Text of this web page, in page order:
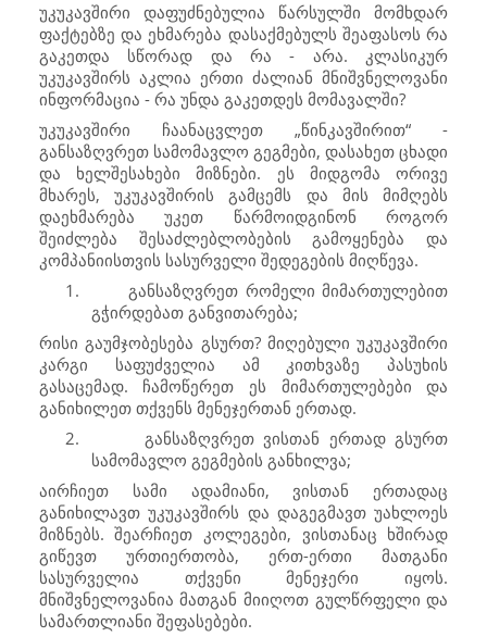
უკუკავშირი დაფუძნებულია წარსულში მომხდარ
ფაქტებზე და ეხმარება დასაქმებულს შეაფასოს რა
გაკეთდა სწორად და რა - არა. კლასიკურ
უკუკავშირს აკლია ერთი ძალიან მნიშვნელოვანი
ინფორმაცია - რა უნდა გაკეთდეს მომავალში?
უკუკავშირი ჩაანაცვლეთ „წინკავშირით“ -
განსაზღვრეთ სამომავლო გეგმები, დასახეთ ცხადი
და ხელშესახები მიზნები. ეს მიდგომა ორივე
მხარეს, უკუკავშირის გამცემს და მის მიმღებს
დაეხმარება უკეთ წარმოიდგინონ როგორ
შეიძლება შესაძლებლობების გამოყენება და
კომპანიისთვის სასურველი შედეგების მიღწევა.
1.განსაზღვრეთ რომელი მიმართულებით
გჭირდებათ განვითარება;
რისი გაუმჯობესება გსურთ? მიღებული უკუკავშირი
კარგი საფუძველია ამ კითხვაზე პასუხის
გასაცემად. ჩამოწერეთ ეს მიმართულებები და
განიხილეთ თქვენს მენეჯერთან ერთად.
2. განსაზღვრეთ ვისთან ერთად გსურთ
სამომავლო გეგმების განხილვა;
აირჩიეთ სამი ადამიანი, ვისთან ერთადაც
განიხილავთ უკუკავშირს და დაგეგმავთ უახლოეს
მიზნებს. შეარჩიეთ კოლეგები, ვისთანაც ხშირად
გიწევთ ურთიერთობა, ერთ-ერთი მათგანი
სასურველია თქვენი მენეჯერი იყოს.
მნიშვნელოვანია მათგან მიიღოთ გულწრფელი და
სამართლიანი შეფასებები.